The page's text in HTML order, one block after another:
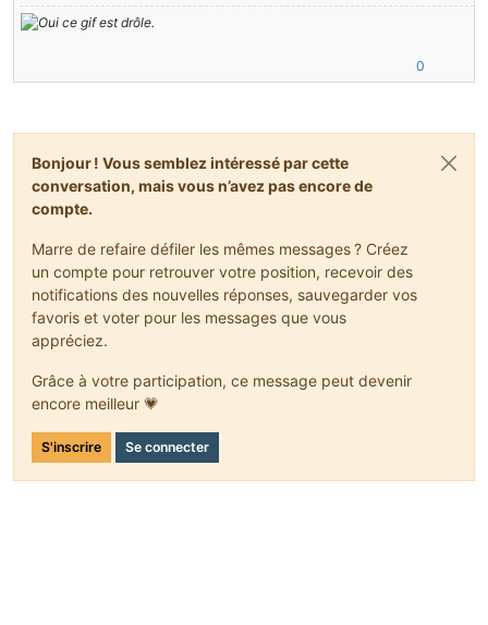
}
else
"owned"
nbt.setBoolean("owned", owned); // Set variable at
return new ActionResult(EnumActionResult.SUCCESS,
}
return new ActionResult(EnumActionResult.FAIL,
}
return new ActionResult(EnumActionResult.PASS,
}
0
Bonjour ! Vous semblez intéressé par cette
conversation, mais vous n’avez pas encore de
compte.
Marre de refaire défiler les mêmes messages ? Créez
un compte pour retrouver votre position, recevoir des
notifications des nouvelles réponses, sauvegarder vos
favoris et voter pour les messages que vous
appréciez.
Grâce à votre participation, ce message peut devenir
encore meilleur 💗
S'inscrire Se connecter